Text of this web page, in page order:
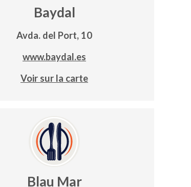
Baydal
Avda. del Port, 10
www.baydal.es
Voir sur la carte
Blau Mar